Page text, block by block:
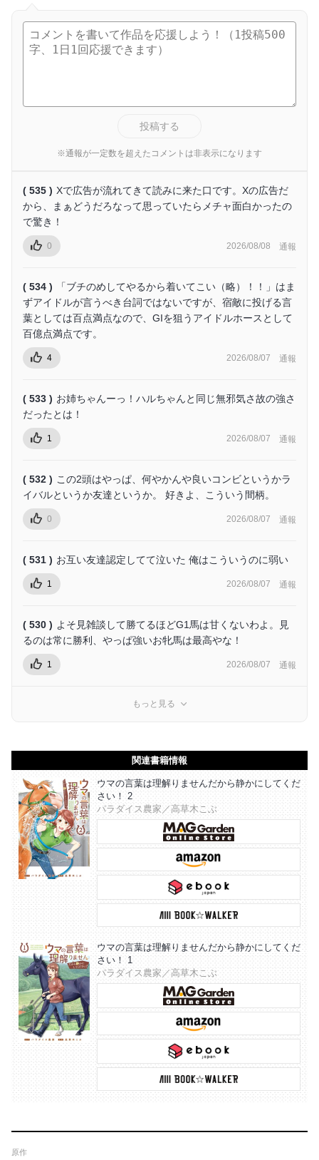
投稿する
※通報が一定数を超えたコメントは非表示になります
( 535 ) Xで広告が流れてきて読みに来た口です。Xの広告だ
から、まぁどうだろなって思っていたらメチャ面白かったの
で驚き！
0 2026/08/08 通報
( 534 )
「ブチのめしてやるから着いてこい（略）！！」はま
ずアイドルが言うべき台詞ではないですが、宿敵に投げる言
葉としては百点満点なので、GIを狙うアイドルホースとして
百億点満点です。
4 2026/08/07 通報
( 533 ) お姉ちゃんーっ！ハルちゃんと同じ無邪気さ故の強さ
だったとは！
1 2026/08/07 通報
( 532 ) この2頭はやっぱ、何やかんや良いコンビというかラ
イバルというか友達というか。 好きよ、こういう間柄。
0 2026/08/07 通報
( 531 ) お互い友達認定してて泣いた 俺はこういうのに弱い
1 2026/08/07 通報
( 530 ) よそ見雑談して勝てるほどG1馬は甘くないわよ。見
るのは常に勝利、やっぱ強いお牝馬は最高やな！
1 2026/08/07 通報
もっと見る
関連書籍情報
ウマの言葉は理解りませんだから静かにしてくだ
さい！ 2
パラダイス農家／高草木こぶ
ウマの言葉は理解りませんだから静かにしてくだ
さい！ 1
パラダイス農家／高草木こぶ
原作